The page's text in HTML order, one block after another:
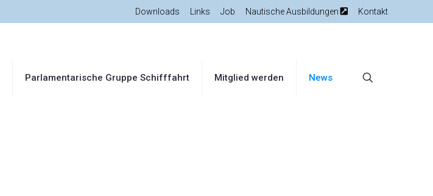
Downloads Links Job Nautische Ausbildungen Kontakt
Parlamentarische Gruppe Schifffahrt Mitglied werden News